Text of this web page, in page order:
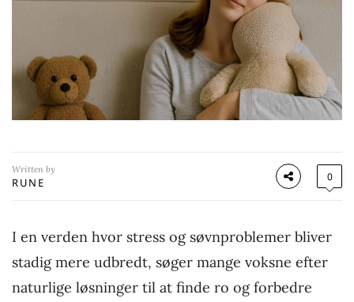
Written by
RUNE 0
I en verden hvor stress og søvnproblemer bliver
stadig mere udbredt, søger mange voksne efter
naturlige løsninger til at finde ro og forbedre